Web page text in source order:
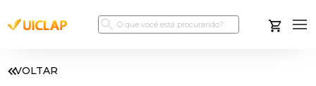
VOLTAR